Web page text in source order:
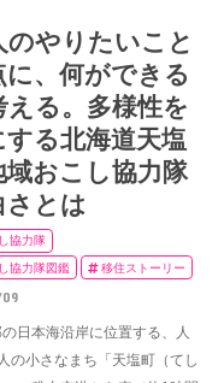
のやりたいこと
に、何ができる
える。多様性を
する北海道天塩
域おこし協力隊
さとは
協力隊
協力隊図鑑 移住ストーリー
日本海沿岸に位置する、人
の小さなまち「天塩町（てし